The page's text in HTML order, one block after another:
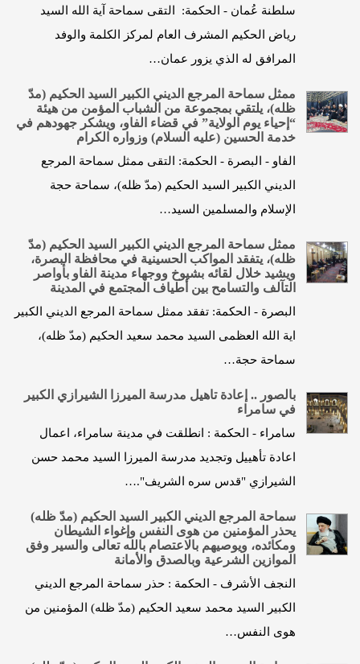
سلطنة عُمان - الحكمة: التقى سماحة آية الله السيد
رياض الحكيم المشرف العام لمركز الكلمة والوفد
المرافق له الذي يزور عمان…
ممثل سماحة المرجع الديني الكبير السيد الحكيم (مدّ
ظله)، يلتقي بمجموعة من الشباب المؤمن من هيئة
“إحياء يوم الولاية” في قضاء الفاو، ويشكر جهودهم في
خدمة الحسين (عليه السلام) وزواره الكرام
الفاو - البصرة - الحكمة: التقى ممثل سماحة المرجع
الديني الكبير السيد الحكيم (مدّ ظله)، سماحة حجة
الإسلام والمسلمين السيد…
ممثل سماحة المرجع الديني الكبير السيد الحكيم (مدّ
ظله)، يتفقد المواكب الحسينية في محافظة البصرة،
ويشيد خلال لقائه بشيوخ ووجهاء مدينة الفاو بأواصر
التآلف والتسامح بين أطياف المجتمع في المدينة
البصرة - الحكمة: تفقد ممثل سماحة المرجع الديني الكبير
اية الله العظمى السيد محمد سعيد الحكيم (مدّ ظله)،
سماحة حجة…
بالصور .. إعادة تاهيل مدرسة المیرزا الشیرازي الكبير
في سامراء
سامراء - الحكمة : انطلقت في مدينة سامراء، اعمال
اعادة تأهييل وتجديد مدرسة الميرزا السيد محمد حسن
الشيرازي "قدس سره الشريف".…
سماحة المرجع الديني الكبير السيد الحكيم (مدّ ظله)
يحذر المؤمنين من هوى النفس وإغواء الشيطان
ومكائده، ويوصيهم بالاعتصام بالله تعالى والسير وفق
الموازين الشرعية وبالصدق والأمانة
النجف الأشرف - الحكمة : حذر سماحة المرجع الديني
الكبير السيد محمد سعيد الحكيم (مدّ ظله) المؤمنين من
هوى النفس…